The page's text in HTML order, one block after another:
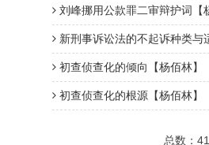
刘峰挪用公款罪二审辩护词【
新刑事诉讼法的不起诉种类与
初查侦查化的倾向【杨佰林】
初查侦查化的根源【杨佰林】
总数：